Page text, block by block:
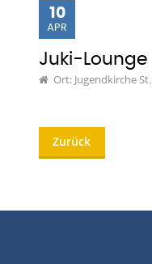
10
APR
Juki-Lounge
Ort: Jugendkirche
Zurück